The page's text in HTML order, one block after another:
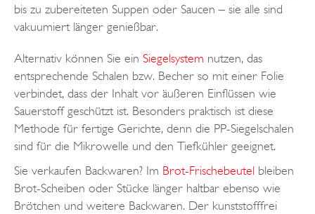
bis zu zubereiteten Suppen oder Saucen – sie alle sind
vakuumiert länger genießbar.
Alternativ können Sie ein Siegelsystem nutzen, das
entsprechende Schalen bzw. Becher so mit einer Folie
verbindet, dass der Inhalt vor äußeren Einflüssen wie
Sauerstoff geschützt ist. Besonders praktisch ist diese
Methode für fertige Gerichte, denn die PP-Siegelschalen
sind für die Mikrowelle und den Tiefkühler geeignet.
Sie verkaufen Backwaren? Im Brot-Frischebeutel bleiben
Brot-Scheiben oder Stücke länger haltbar ebenso wie
Brötchen und weitere Backwaren. Der kunststofffrei